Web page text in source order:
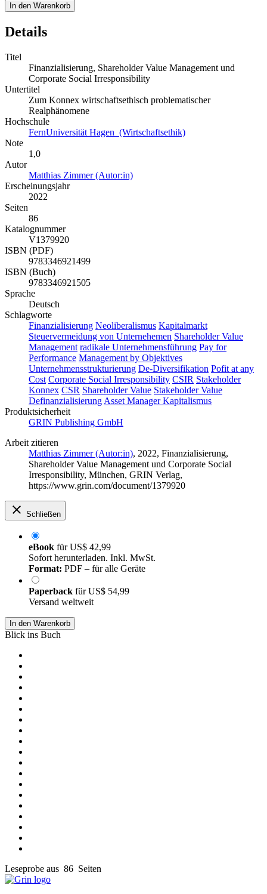
In den Warenkorb
Details
Titel
Finanzialisierung, Shareholder Value Management und
Corporate Social Irresponsibility
Untertitel
Zum Konnex wirtschaftsethisch problematischer
Realphänomene
Hochschule
FernUniversität Hagen (Wirtschaftsethik)
Note
1,0
Autor
Matthias Zimmer (Autor:in)
Erscheinungsjahr
2022
Seiten
86
Katalognummer
V1379920
ISBN (PDF)
9783346921499
ISBN (Buch)
9783346921505
Sprache
Deutsch
Schlagworte
Finanzialisierung Neoliberalismus Kapitalmarkt
Steuervermeidung von Unternehemen Shareholder Value
Management radikale Unternehmensführung Pay for
Performance Management by Objektives
Unternehmensstrukturierung De-Diversifikation Pofit at any
Cost Corporate Social Irresponsibility CSIR Stakeholder
Konnex CSR Shareholder Value Stakeholder Value
Definanzialisierung Asset Manager Kapitalismus
Produktsicherheit
GRIN Publishing GmbH
Arbeit zitieren
Matthias Zimmer (Autor:in), 2022, Finanzialisierung,
Shareholder Value Management und Corporate Social
Irresponsibility, München, GRIN Verlag,
https://www.grin.com/document/1379920
Schließen
eBook fürUS$ 42,99
Sofort herunterladen. Inkl. MwSt.
Format: PDF – für alle Geräte
Paperback fürUS$ 54,99
Versand weltweit
In den Warenkorb
Blick ins Buch
Leseprobe aus 86 Seiten